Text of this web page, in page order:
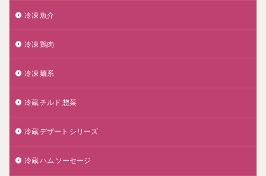
冷凍 魚介
冷凍 鶏肉
冷凍 麺系
冷蔵 チルド 惣菜
冷蔵 デザート シリーズ
冷蔵 ハム ソーセージ